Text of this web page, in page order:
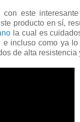
este
producto en sí,
la cual es
e incluso como ya lo
de alta resistencia